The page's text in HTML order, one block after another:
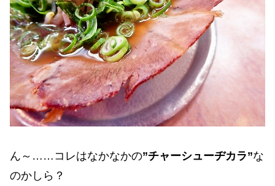
ん～……コレはなかなかの”チャーシューヂカラ”な
のかしら？